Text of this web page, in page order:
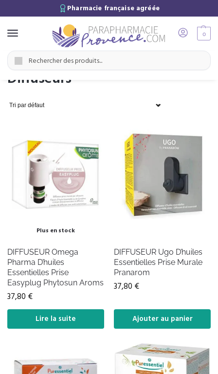
Pharmacie française agréée
0
/ Médecine naturelle / Diffuseurs
Diffuseurs
Plus en stock
DIFFUSEUR Omega
Pharma D’huiles
Essentielles Prise
Easyplug Phytosun Aroms
37,80 €
Lire la suite
DIFFUSEUR Ugo D’huiles
Essentielles Prise Murale
Pranarom
37,80 €
Ajouter au panier